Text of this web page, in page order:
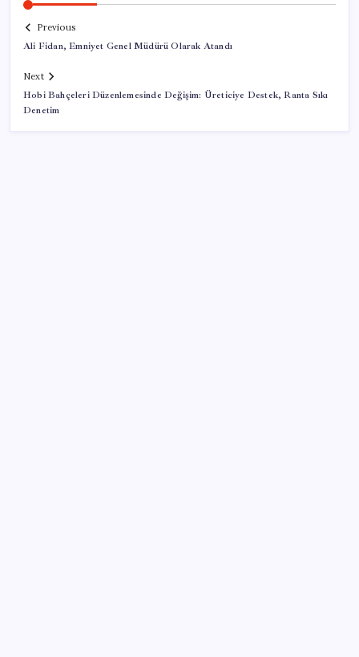
Previous
Ali Fidan, Emniyet Genel Müdürü Olarak Atandı
Next
Hobi Bahçeleri Düzenlemesinde Değişim: Üreticiye Destek, Ranta Sıkı
Denetim